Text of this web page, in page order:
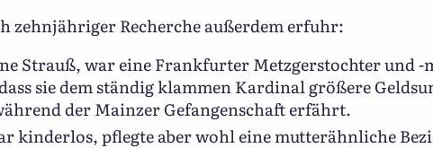
zehnjähriger Recherche außerdem erfuhr:
Strauß, war eine Frankfurter Metzgerstochter und -
sie dem ständig klammen Kardinal größere
der Mainzer Gefangenschaft erfährt.
kinderlos, pflegte aber wohl eine mutterähnliche